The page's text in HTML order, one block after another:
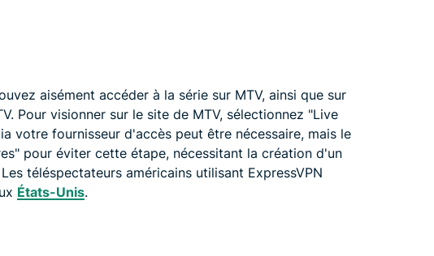
aisément accéder à la série sur MTV, ainsi que sur
Pour visionner sur le site de MTV, sélectionnez "Live
votre fournisseur d'accès peut être nécessaire, mais le
pour éviter cette étape, nécessitant la création d'un
téléspectateurs américains utilisant ExpressVPN
États-Unis.